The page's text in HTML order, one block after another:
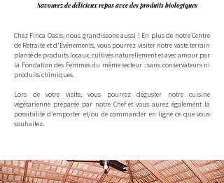
Savourez de délicieux repas avec des produits biologiques
Chez Finca Oasis, nous grandissons aussi ! En plus de notre Centre
de Retraite et d'Événements, vous pourrez visiter notre vaste terrain
planté de produits locaux, cultivés naturellement et avec amour par
la Fondation des Femmes du même secteur : sans conservateurs ni
produits chimiques.
Lors de votre visite, vous pourrez déguster notre cuisine
végétarienne préparée par notre Chef et vous aurez également la
possibilité d'emporter et/ou de commander en ligne ce que vous
souhaitez.